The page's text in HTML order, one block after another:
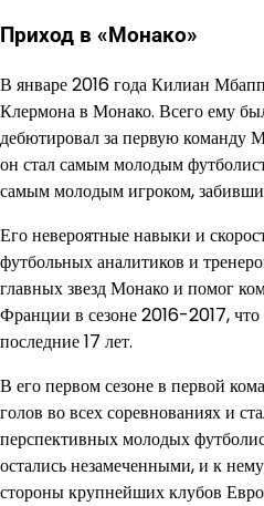
Приход в «Монако»
В январе 2016 года Килиан
Клермона в Монако. Всего ему
дебютировал за первую команду
он стал самым молодым
самым молодым игроком,
Его невероятные навыки и
футбольных аналитиков и
главных звезд Монако и помог
Франции в сезоне 2016-2017,
последние 17 лет.
В его первом сезоне в первой
голов во всех соревнованиях и
перспективных молодых
остались незамеченными, и к
стороны крупнейших клубов